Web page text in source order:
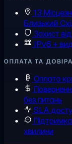
13
Близький
Захист
IPv6 +
ОПЛАТА ТА ДОВІРА
Оплата
без питань
SLA
хвилини